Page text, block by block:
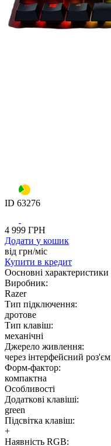
ID 63276
4 999 ГРН
Додати у кошик
від грн/мiс
Купити в кредит
Оосновні характеристики
Виробник:
Razer
Тип підключення:
дротове
Тип клавіш:
механічні
Джерело живлення:
через інтерфейсний роз'єм
Форм-фактор:
компактна
Особливості
Додаткові клавіші:
green
Підсвітка клавіш:
+
Наявність RGB: